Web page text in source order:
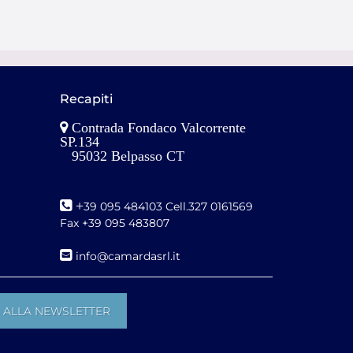
Recapiti
Contrada Fondaco Valcorrente
SP.134
95032 Belpasso CT
+39 095 484103 Cell.327 0161569
Fax +39 095 483807
info@camardasrl.it